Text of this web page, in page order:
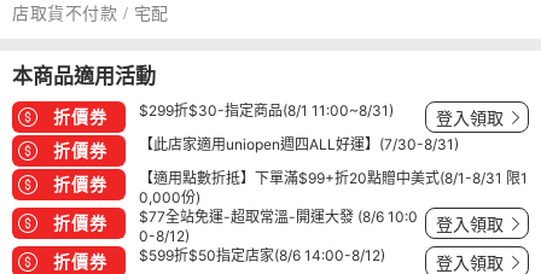
店取貨不付款 / 宅配
本商品適用活動
折價券 $299折$30-指定商品(8/1 11:00~8/31) 登入領取
折價券 【此店家適用uniopen週四ALL好運】(7/30-8/31)
折價券
【適用點數折抵】下單滿$99+折20點贈中美式(8/1-8/31 限1
0,000份)
折價券
$77全站免運-超取常溫-開運大發 (8/6 10:0
0-8/12)
登入領取
折價券 $599折$50指定店家(8/6 14:00-8/12) 登入領取